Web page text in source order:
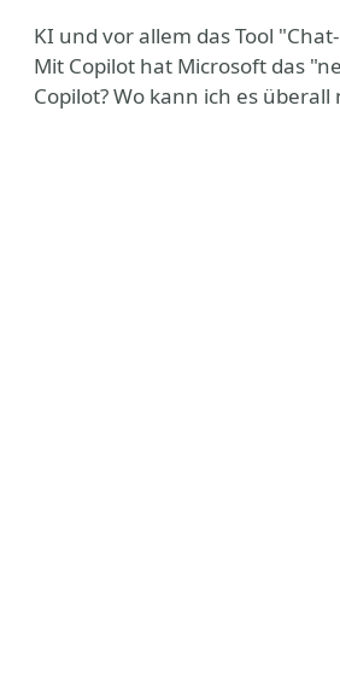
KI und vor allem das Tool
Mit Copilot hat Microsoft das
Copilot? Wo kann ich es